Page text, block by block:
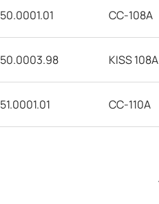
CC-108A
KISS 108A
CC-110A